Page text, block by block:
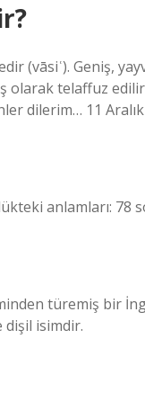
(vāsiʿ). Geniş,
olarak telaffuz
dilerim… 11
anlamları: 78
türemiş bir
dişil isimdir.